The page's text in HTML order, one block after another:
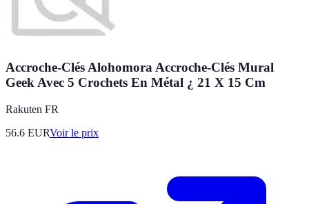
Accroche-Clés Alohomora Accroche-Clés Mural
Geek Avec 5 Crochets En Métal ¿ 21 X 15 Cm
Rakuten FR
56.6 EURVoir le prix